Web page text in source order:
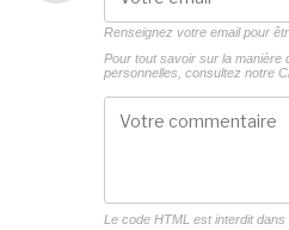
Renseignez votre email pour
Pour tout savoir sur la manière
personnelles, consultez notre
Le code HTML est interdit